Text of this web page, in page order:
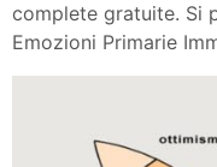
complete gratuite. Si
Emozioni Primarie